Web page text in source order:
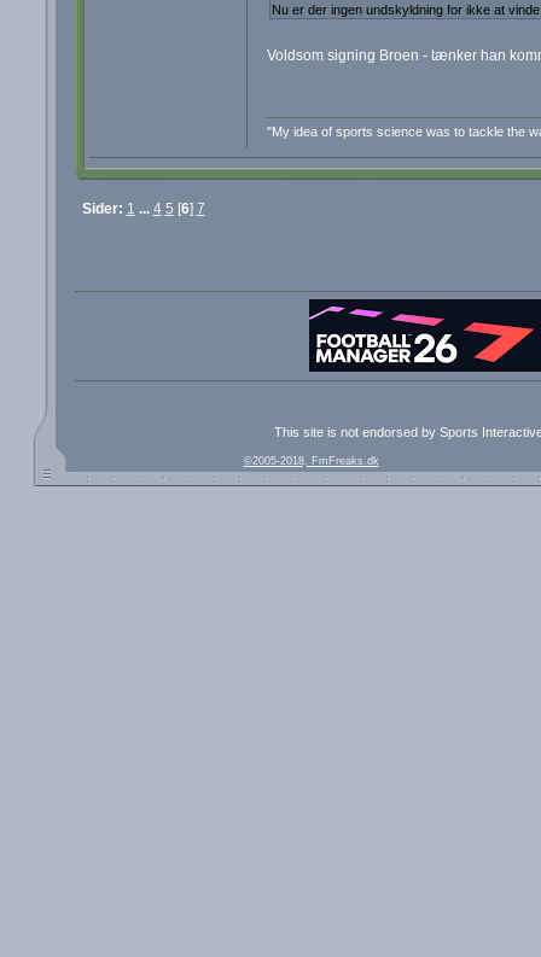
Nu er der ingen undskyldning for ikke at
Voldsom signing Broen - tænker han
"My idea of sports science was to tackle the
Sider: 1 ... 4 5 [6] 7
This site is not endorsed by Sports
©2005-2018, FmFreaks.dk